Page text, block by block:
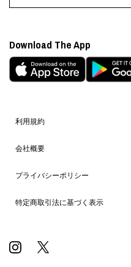
利用規約
会社概要
プライバシーポリシー
特定商取引法に基づく表示
Download The App